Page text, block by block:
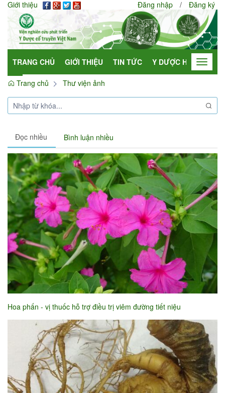
Giới thiệu Đăng nhập / Đăng ký
TRANG CHỦ GIỚI THIỆU TIN TỨC Y DƯỢC HỌC Toggle
Trang chủ
Thư viện ảnh
Đọc nhiều Bình luận nhiều
Hoa phấn - vị thuốc hỗ trợ điều trị viêm đường tiết niệu